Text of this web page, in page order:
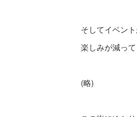
そしてイベント
楽しみが減っ
(略)